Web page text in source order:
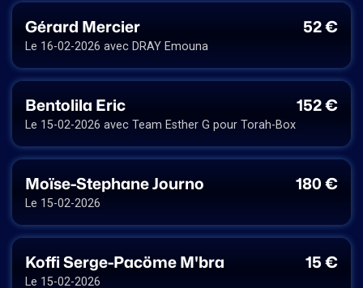
Gérard Mercier 52 €
Le 16-02-2026 avec DRAY Emouna
Bentolila Eric 152 €
Le 15-02-2026 avec Team Esther G pour Torah-Box
Moïse-Stephane Journo 180 €
Le 15-02-2026
Koffi Serge-Pacöme M'bra 15 €
Le 15-02-2026